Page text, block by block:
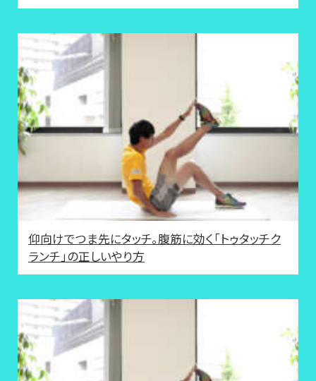
仰向けでつま先にタッチ。腹筋に効く「トゥタッチク
ランチ」の正しいやり方